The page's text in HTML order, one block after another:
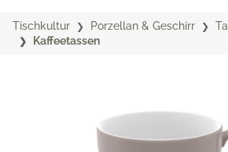
Tischkultur Porzellan & Geschirr
Kaffeetassen